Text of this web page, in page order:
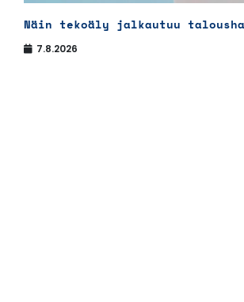
Näin tekoäly jalkautuu
7.8.2026